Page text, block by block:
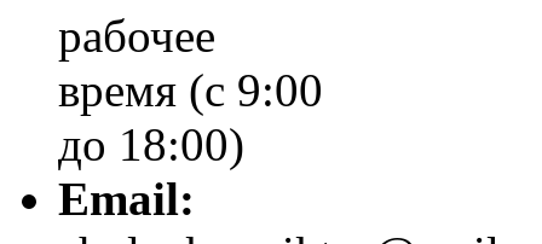
рабочее
время (с 9:00
до 18:00)
Email: